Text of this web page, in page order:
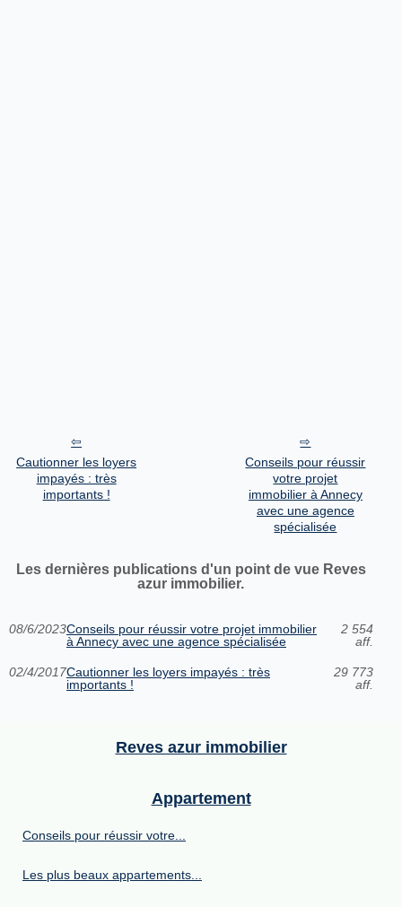
Cautionner les loyers
impayés : très
importants !
Conseils pour réussir
votre projet
immobilier à Annecy
avec une agence
spécialisée
Les dernières publications d'un point de vue Reves
azur immobilier.
08/6/2023Conseils pour réussir votre projet immobilier
à Annecy avec une agence spécialisée
2 554
aff.
02/4/2017Cautionner les loyers impayés : très
importants !
29 773
aff.
Reves azur immobilier
Appartement
Conseils pour réussir votre...
Les plus beaux appartements...